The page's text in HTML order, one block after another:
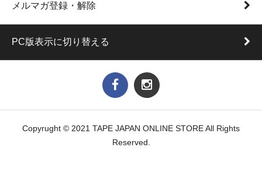
メルマガ登録・解除
PC版表示に切り替える
Copyrught © 2021 TAPE JAPAN ONLINE STORE All Rights
Reserved.